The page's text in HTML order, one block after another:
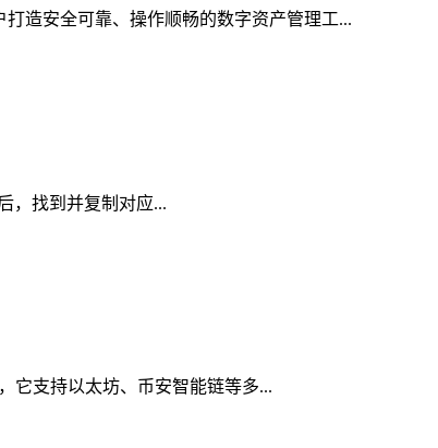
造安全可靠、操作顺畅的数字资产管理工...
，找到并复制对应...
它支持以太坊、币安智能链等多...